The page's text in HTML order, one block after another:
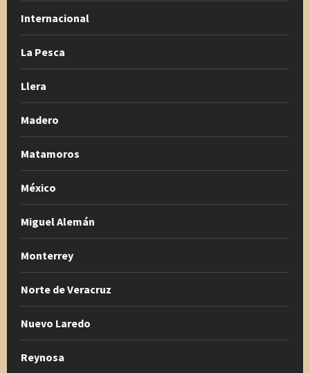
Internacional
La Pesca
Llera
Madero
Matamoros
México
Miguel Alemán
Monterrey
Norte de Veracruz
Nuevo Laredo
Reynosa